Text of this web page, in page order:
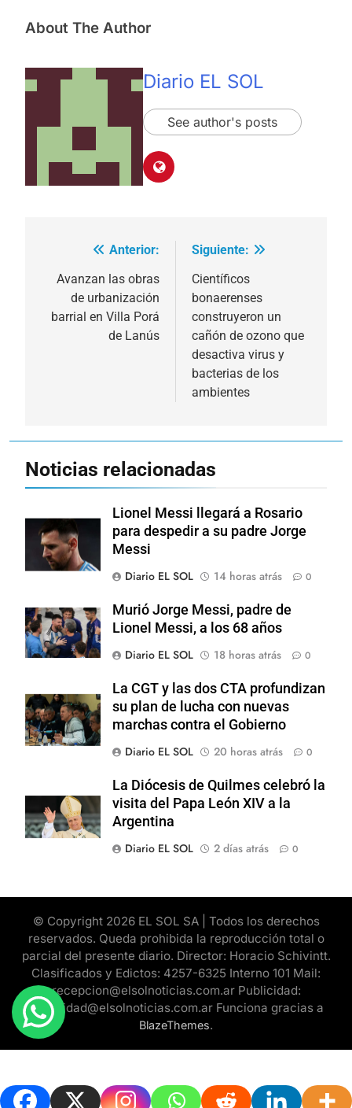
About The Author
Diario EL SOL
See author's posts
Navegación
de
entradas
Anterior:
Avanzan las obras
de urbanización
barrial en Villa Porá
de Lanús
Siguiente:
Científicos
bonaerenses
construyeron un
cañón de ozono que
desactiva virus y
bacterias de los
ambientes
Noticias relacionadas
Lionel Messi llegará a Rosario
para despedir a su padre Jorge
Messi
Diario EL SOL
14 horas atrás 0
Murió Jorge Messi, padre de
Lionel Messi, a los 68 años
Diario EL SOL
18 horas atrás 0
La CGT y las dos CTA profundizan
su plan de lucha con nuevas
marchas contra el Gobierno
Diario EL SOL
20 horas atrás 0
La Diócesis de Quilmes celebró la
visita del Papa León XIV a la
Argentina
Diario EL SOL
2 días atrás 0
© Copyright 2026 EL SOL SA | Todos los derechos
reservados. Queda prohibida la reproducción total o
parcial del presente diario. Director: Horacio Schivintt.
Clasificados y Edictos: 4257-6325 Interno 101 Mail:
recepcion@elsolnoticias.com.ar Publicidad:
publicidad@elsolnoticias.com.ar Funciona gracias a
BlazeThemes.